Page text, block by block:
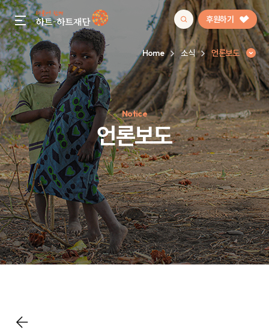
gnb menu open 후원하기
인기 키워드
#정기후원#하트플레이스#캠페인#팬덤후원
Home 소식 언론보도
Notice
언론보도
언론보도